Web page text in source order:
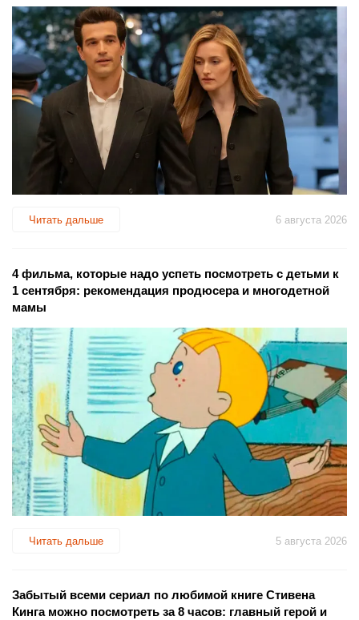
Читать дальше 6 августа 2026
4 фильма, которые надо успеть посмотреть с детьми к
1 сентября: рекомендация продюсера и многодетной
мамы
Читать дальше 5 августа 2026
Забытый всеми сериал по любимой книге Стивена
Кинга можно посмотреть за 8 часов: главный герой и